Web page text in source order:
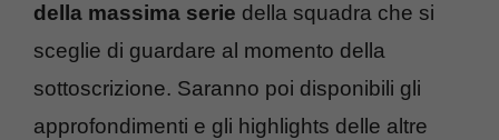
della massima serie della squadra che si
sceglie di guardare al momento della
sottoscrizione. Saranno poi disponibili gli
approfondimenti e gli highlights delle altre